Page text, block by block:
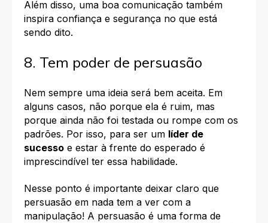
Além disso, uma boa comunicação também
inspira confiança e segurança no que está
sendo dito.
8. Tem poder de persuasão
Nem sempre uma ideia será bem aceita. Em
alguns casos, não porque ela é ruim, mas
porque ainda não foi testada ou rompe com os
padrões. Por isso, para ser um líder de
sucesso e estar à frente do esperado é
imprescindível ter essa habilidade.
Nesse ponto é importante deixar claro que
persuasão em nada tem a ver com a
manipulação! A persuasão é uma forma de